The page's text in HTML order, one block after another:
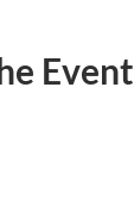
Event